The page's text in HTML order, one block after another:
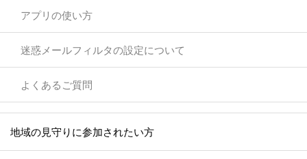
アプリの使い方
迷惑メールフィルタの設定について
よくあるご質問
地域の見守りに参加されたい方